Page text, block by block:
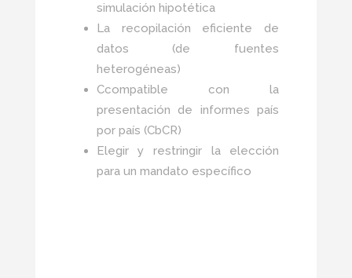
simulación hipotética
La recopilación eficiente de
datos (de fuentes
heterogéneas)
Ccompatible con la
presentación de informes país
por país (CbCR)
Elegir y restringir la elección
para un mandato específico